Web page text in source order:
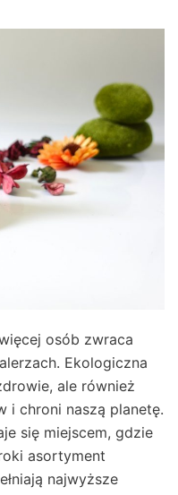
osób zwraca
Ekologiczna
ale również
i chroni naszą planetę.
się miejscem, gdzie
asortyment
najwyższe